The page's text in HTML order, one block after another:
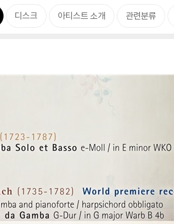
디스크 아티스트 소개 관련분류